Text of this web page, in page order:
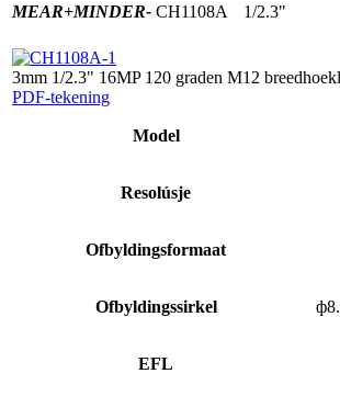
MEAR+MINDER- CH1108A 1/2.3"
3mm 1/2.3" 16MP 120 graden M12
PDF-tekening
Model
Resolúsje
Ofbyldingsformaat
Ofbyldingssirkel
EFL